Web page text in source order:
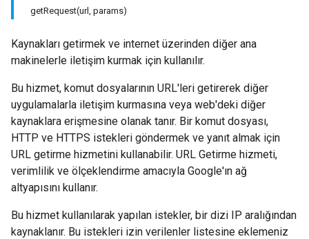
getRequest(url, params)
Kaynakları getirmek ve internet üzerinden diğer ana
makinelerle iletişim kurmak için kullanılır.
Bu hizmet, komut dosyalarının URL'leri getirerek diğer
uygulamalarla iletişim kurmasına veya web'deki diğer
kaynaklara erişmesine olanak tanır. Bir komut dosyası,
HTTP ve HTTPS istekleri göndermek ve yanıt almak için
URL getirme hizmetini kullanabilir. URL Getirme hizmeti,
verimlilik ve ölçeklendirme amacıyla Google'ın ağ
altyapısını kullanır.
Bu hizmet kullanılarak yapılan istekler, bir dizi IP aralığından
kaynaklanır. Bu istekleri izin verilenler listesine eklemeniz